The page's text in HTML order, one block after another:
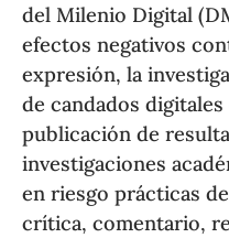
del Milenio Digital
efectos negativos
expresión, la
de candados
publicación de
investigaciones
en riesgo prácticas
crítica, comentario,